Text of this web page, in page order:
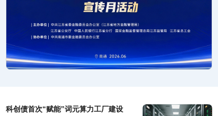
科创债首次“赋能”词元算力工厂建设